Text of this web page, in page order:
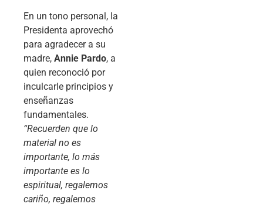
En un tono personal, la
Presidenta aprovechó
para agradecer a su
madre, Annie Pardo, a
quien reconoció por
inculcarle principios y
enseñanzas
fundamentales.
“Recuerden que lo
material no es
importante, lo más
importante es lo
espiritual, regalemos
cariño, regalemos